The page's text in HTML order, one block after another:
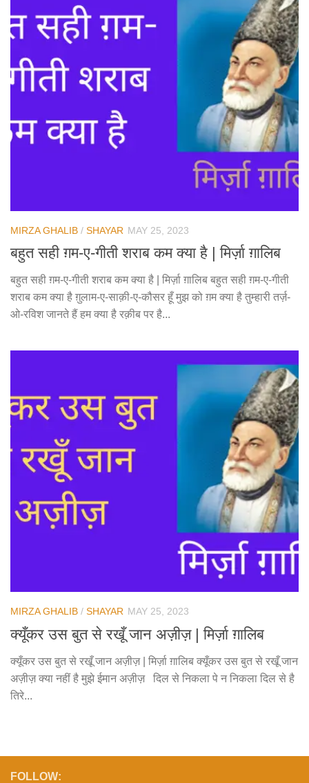
MIRZA GHALIB / SHAYAR MAY 25, 2023
बहुत सही ग़म-ए-गीती शराब कम क्या है | मिर्ज़ा ग़ालिब
बहुत सही ग़म-ए-गीती शराब कम क्या है | मिर्ज़ा ग़ालिब बहुत सही ग़म-ए-गीती
शराब कम क्या है ग़ुलाम-ए-साक़ी-ए-कौसर हूँ मुझ को ग़म क्या है तुम्हारी तर्ज़-
ओ-रविश जानते हैं हम क्या है रक़ीब पर है...
MIRZA GHALIB / SHAYAR MAY 25, 2023
क्यूँकर उस बुत से रखूँ जान अज़ीज़ | मिर्ज़ा ग़ालिब
क्यूँकर उस बुत से रखूँ जान अज़ीज़ | मिर्ज़ा ग़ालिब क्यूँकर उस बुत से रखूँ जान
अज़ीज़ क्या नहीं है मुझे ईमान अज़ीज़ दिल से निकला पे न निकला दिल से है
तिरे...
FOLLOW: